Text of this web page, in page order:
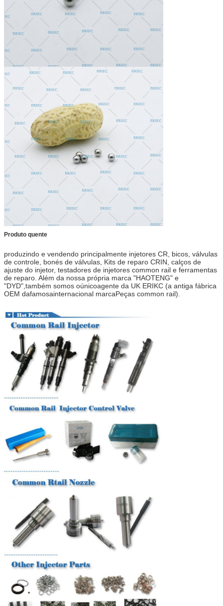
Produto quente
produzindo e vendendo principalmente injetores CR, bicos, válvulas
de controle, bonés de válvulas Kits de reparo CRIN, calços de
ajuste do injetor, testadores de injetores common rail e ferramentas
de reparo. Além da nossa própria marca "HAOTENG" e
"DYD", também somos oúnicoagente da UK ERIKC (a antiga fábrica
OEM dafamosainternacional marcaPeças common rail).